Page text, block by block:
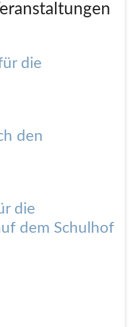
die
den
die
dem Schulhof